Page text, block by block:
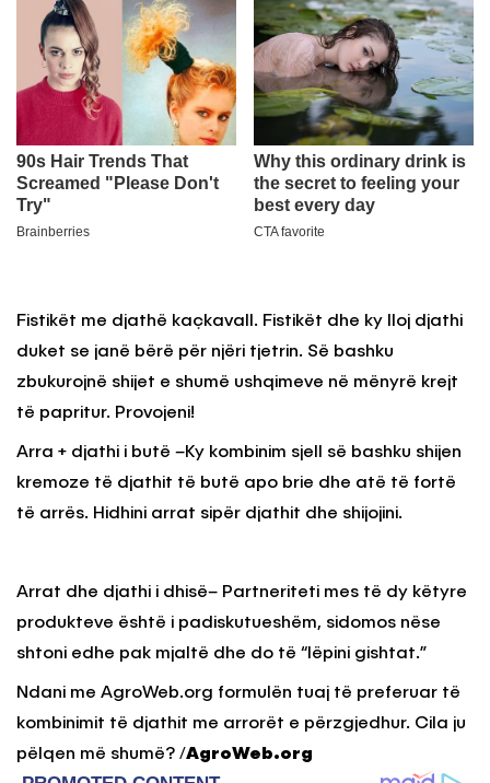
Fistikët me djathë kaçkavall. Fistikët dhe ky lloj djathi
duket se janë bërë për njëri tjetrin. Së bashku
zbukurojnë shijet e shumë ushqimeve në mënyrë krejt
të papritur. Provojeni!
Arra + djathi i butë –Ky kombinim sjell së bashku shijen
kremoze të djathit të butë apo brie dhe atë të fortë
të arrës. Hidhini arrat sipër djathit dhe shijojini.
Arrat dhe djathi i dhisë– Partneriteti mes të dy këtyre
produkteve është i padiskutueshëm, sidomos nëse
shtoni edhe pak mjaltë dhe do të “lëpini gishtat.”
Ndani me AgroWeb.org formulën tuaj të preferuar të
kombinimit të djathit me arrorët e përzgjedhur. Cila ju
pëlqen më shumë? /AgroWeb.org